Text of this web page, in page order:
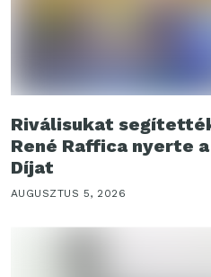
Riválisukat
René Raffica nyerte a
Díjat
AUGUSZTUS 5, 2026